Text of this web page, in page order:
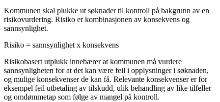
Kommunen skal plukke ut søknader til kontroll på bakgrunn av en
risikovurdering. Risiko er kombinasjonen av konsekvens og
sannsynlighet.
Risiko = sannsynlighet x konsekvens
Risikobasert utplukk innebærer at kommunen må vurdere
sannsynligheten for at det kan være feil i opplysninger i søknaden,
og mulige konsekvenser de kan få. Relevante konsekvenser er for
eksempel feil utbetaling av tilskudd, ulik behandling av like tilfeller
og omdømmetap som følge av mangel på kontroll.